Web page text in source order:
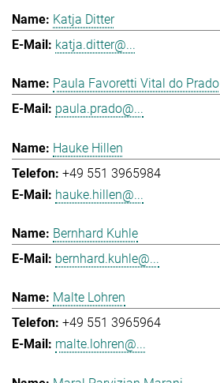
Katja Ditter
katja.ditter@...
Paula Favoretti Vital do Prado
paula.prado@...
Hauke Hillen
+49 551 3965984
hauke.hillen@...
Bernhard Kuhle
bernhard.kuhle@...
Malte Lohren
+49 551 3965964
malte.lohren@...